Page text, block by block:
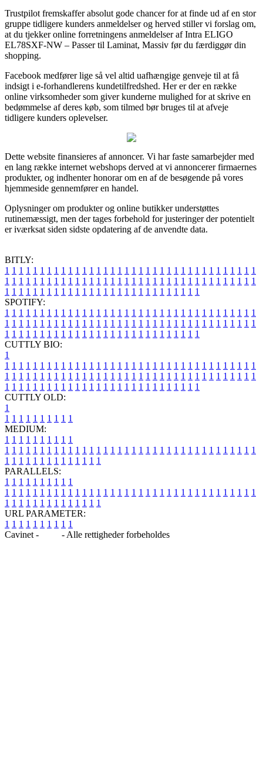
Trustpilot fremskaffer absolut gode chancer for at finde ud af en stor
gruppe tidligere kunders anmeldelser og herved stiller vi forslag om,
at du tjekker online forretningens anmeldelser af Intra ELIGO
EL78SXF-NW – Passer til Laminat, Massiv før du færdiggør din
shopping.
Facebook medfører lige så vel altid uafhængige genveje til at få
indsigt i e-forhandlerens kundetilfredshed. Her er der en række
online virksomheder som giver kunderne mulighed for at skrive en
bedømmelse af deres køb, som tilmed bør bruges til at afveje
tidligere kunders oplevelser.
Dette website finansieres af annoncer. Vi har faste samarbejder med
en lang række internet webshops derved at vi annoncerer firmaernes
produkter, og indhenter honorar om en af de besøgende på vores
hjemmeside gennemfører en handel.
Oplysninger om produkter og online butikker understøttes
rutinemæssigt, men der tages forbehold for justeringer der potentielt
er iværksat siden sidste opdatering af de anvendte data.
BITLY:
1 1 1 1 1 1 1 1 1 1 1 1 1 1 1 1 1 1 1 1 1 1 1 1 1 1 1 1 1 1 1 1 1 1 1 1
1 1 1 1 1 1 1 1 1 1 1 1 1 1 1 1 1 1 1 1 1 1 1 1 1 1 1 1 1 1 1 1 1 1 1 1
1 1 1 1 1 1 1 1 1 1 1 1 1 1 1 1 1 1 1 1 1 1 1 1 1 1 1 1
SPOTIFY:
1 1 1 1 1 1 1 1 1 1 1 1 1 1 1 1 1 1 1 1 1 1 1 1 1 1 1 1 1 1 1 1 1 1 1 1
1 1 1 1 1 1 1 1 1 1 1 1 1 1 1 1 1 1 1 1 1 1 1 1 1 1 1 1 1 1 1 1 1 1 1 1
1 1 1 1 1 1 1 1 1 1 1 1 1 1 1 1 1 1 1 1 1 1 1 1 1 1 1 1
CUTTLY BIO:
1
1 1 1 1 1 1 1 1 1 1 1 1 1 1 1 1 1 1 1 1 1 1 1 1 1 1 1 1 1 1 1 1 1 1 1 1
1 1 1 1 1 1 1 1 1 1 1 1 1 1 1 1 1 1 1 1 1 1 1 1 1 1 1 1 1 1 1 1 1 1 1 1
1 1 1 1 1 1 1 1 1 1 1 1 1 1 1 1 1 1 1 1 1 1 1 1 1 1 1 1
CUTTLY OLD:
1
1 1 1 1 1 1 1 1 1 1
MEDIUM:
1 1 1 1 1 1 1 1 1 1
1 1 1 1 1 1 1 1 1 1 1 1 1 1 1 1 1 1 1 1 1 1 1 1 1 1 1 1 1 1 1 1 1 1 1 1
1 1 1 1 1 1 1 1 1 1 1 1 1 1
PARALLELS:
1 1 1 1 1 1 1 1 1 1
1 1 1 1 1 1 1 1 1 1 1 1 1 1 1 1 1 1 1 1 1 1 1 1 1 1 1 1 1 1 1 1 1 1 1 1
1 1 1 1 1 1 1 1 1 1 1 1 1 1
URL PARAMETER:
1 1 1 1 1 1 1 1 1 1
Cavinet -
- Alle rettigheder forbeholdes